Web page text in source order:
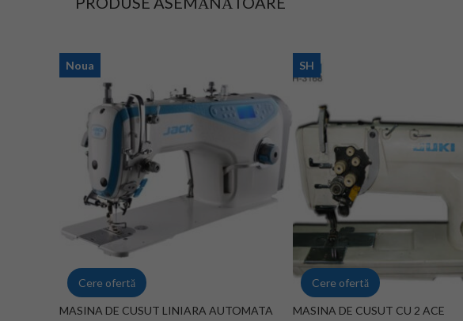
Noua
MASINA DE CUSUT LINIARA AUTOMATA
Cere ofertă
SH
MASINA DE CUSUT CU 2 ACE
Cere ofertă